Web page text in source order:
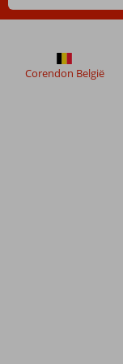
Corendon België